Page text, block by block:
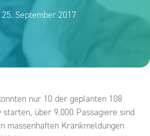
25. September 2017
nur 10 der geplanten 108
starten, über 9.000 Passagiere sind
massenhaften Krankmeldungen